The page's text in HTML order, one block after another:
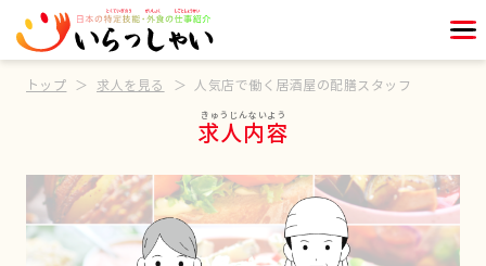
トップ 求人を見る 人気店で働く居酒屋の配膳スタッフ
求人内容